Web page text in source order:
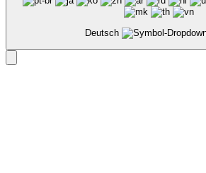
Deutsch